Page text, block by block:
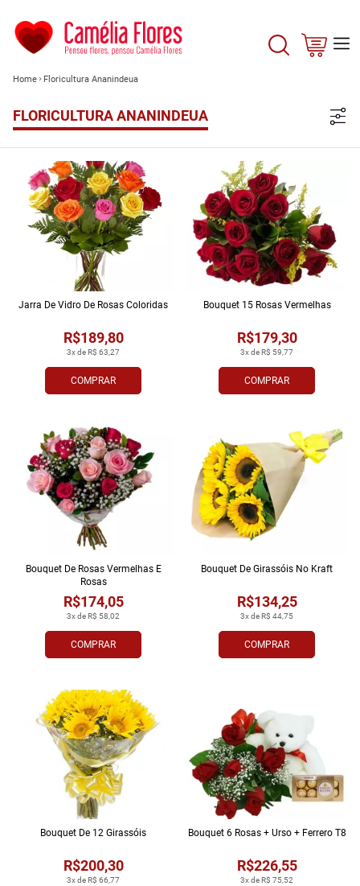
Home Floricultura Ananindeua
FLORICULTURA ANANINDEUA
COMPRAR
3x de R$ 63,27
R$189,80
Jarra De Vidro De Rosas Coloridas
COMPRAR
3x de R$ 59,77
R$179,30
Bouquet 15 Rosas Vermelhas
COMPRAR
3x de R$ 58,02
R$174,05
Bouquet De Rosas Vermelhas E
Rosas
COMPRAR
3x de R$ 44,75
R$134,25
Bouquet De Girassóis No Kraft
3x de R$ 66,77
R$200,30
Bouquet De 12 Girassóis
3x de R$ 75,52
R$226,55
Bouquet 6 Rosas + Urso + Ferrero T8